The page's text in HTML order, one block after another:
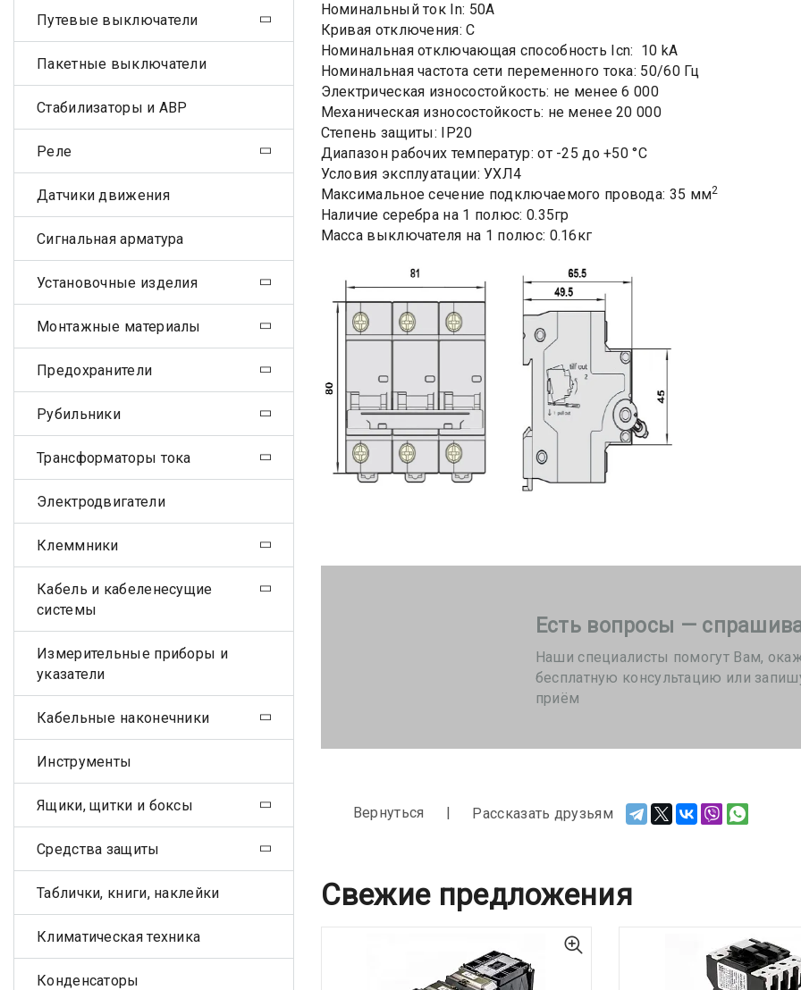
Номинальный ток In: 50А
Кривая отключения: C
Номинальная отключающая способность Icn: 10 kA
Номинальная частота сети переменного тока: 50/60 Гц
Электрическая износостойкость: не менее 6 000
Механическая износостойкость: не менее 20 000
Степень защиты: IP20
Диапазон рабочих температур: от -25 до +50 °С
Условия эксплуатации: УХЛ4
Максимальное сечение подключаемого провода: 35 мм2
Наличие серебра на 1 полюс: 0.35гр
Масса выключателя на 1 полюс: 0.16кг
Есть вопросы —
Наши специалисты помогут Вам,
бесплатную консультацию или
приём
Вернуться Рассказать друзьям
Свежие предложения
Путевые выключатели
Пакетные выключатели
Стабилизаторы и АВР
Реле
Датчики движения
Сигнальная арматура
Установочные изделия
Монтажные материалы
Предохранители
Рубильники
Трансформаторы тока
Электродвигатели
Клеммники
Кабель и кабеленесущие
системы
Измерительные приборы и
указатели
Кабельные наконечники
Инструменты
Ящики, щитки и боксы
Средства защиты
Таблички, книги, наклейки
Климатическая техника
Конденсаторы